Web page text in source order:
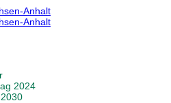
2024